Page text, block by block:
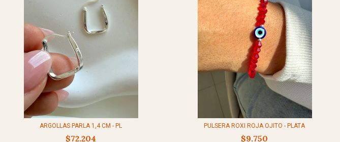
ARGOLLAS PARLA 1,4 CM - PL
$72.204
PULSERA ROXI ROJA OJITO - PLATA
$9.750